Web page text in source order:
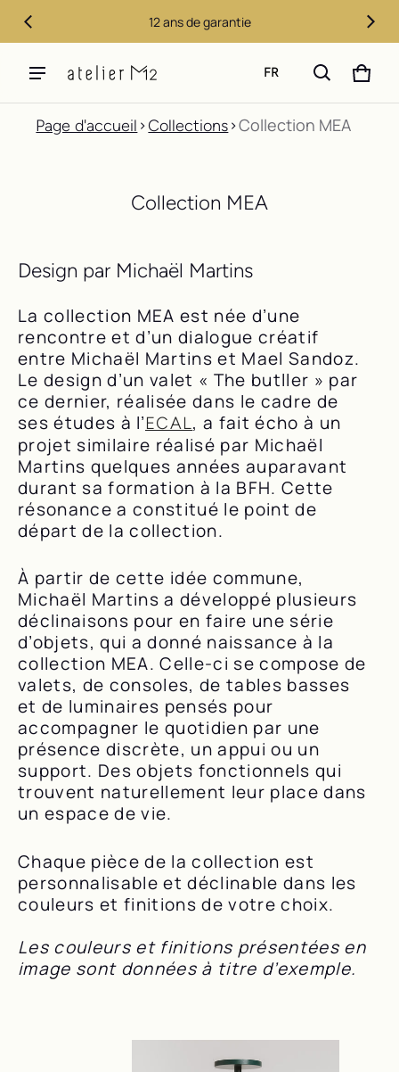
12 ans de garantie
FR 0
Page d'accueil Collections Collection MEA
Collection MEA
Design par Michaël Martins
La collection MEA est née d’une
rencontre et d’un dialogue créatif
entre Michaël Martins et Mael Sandoz.
Le design d’un valet « The butller » par
ce dernier, réalisée dans le cadre de
ses études à l’ECAL, a fait écho à un
projet similaire réalisé par Michaël
Martins quelques années auparavant
durant sa formation à la BFH. Cette
résonance a constitué le point de
départ de la collection.
À partir de cette idée commune,
Michaël Martins a développé plusieurs
déclinaisons pour en faire une série
d’objets, qui a donné naissance à la
collection MEA. Celle-ci se compose de
valets, de consoles, de tables basses
et de luminaires pensés pour
accompagner le quotidien par une
présence discrète, un appui ou un
support. Des objets fonctionnels qui
trouvent naturellement leur place dans
un espace de vie.
Chaque pièce de la collection est
personnalisable et déclinable dans les
couleurs et finitions de votre choix.
Les couleurs et finitions présentées en
image sont données à titre d’exemple.